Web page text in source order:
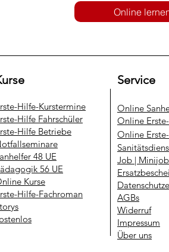
Online
Hilfe-Kurstermine
Hilfe Fahrschüler
Hilfe Betriebe
48 UE
56 UE
Kurse
Hilfe-Fachroman
Service
​Online
Online
Online
Job |
AGBs
Widerruf
Impressum
Über uns